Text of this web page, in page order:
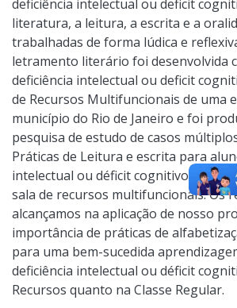
deficiência intelectual ou deficit
literatura, a leitura, a escrita e a
trabalhadas de forma lúdica e
letramento literário foi desenvolvida
deficiência intelectual ou deficit
de Recursos Multifuncionais de uma
município do Rio de Janeiro e foi
pesquisa de estudo de casos
Práticas de Leitura e escrita para
intelectual ou déficit cognitivo
sala de recursos multifuncionais. Os
alcançamos na aplicação de nosso
importância de práticas de
para uma bem-sucedida
deficiência intelectual ou déficit
Recursos quanto na Classe Regular.